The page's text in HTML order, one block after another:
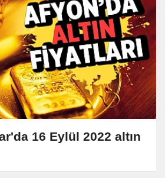
16 Eylül 2022 altın